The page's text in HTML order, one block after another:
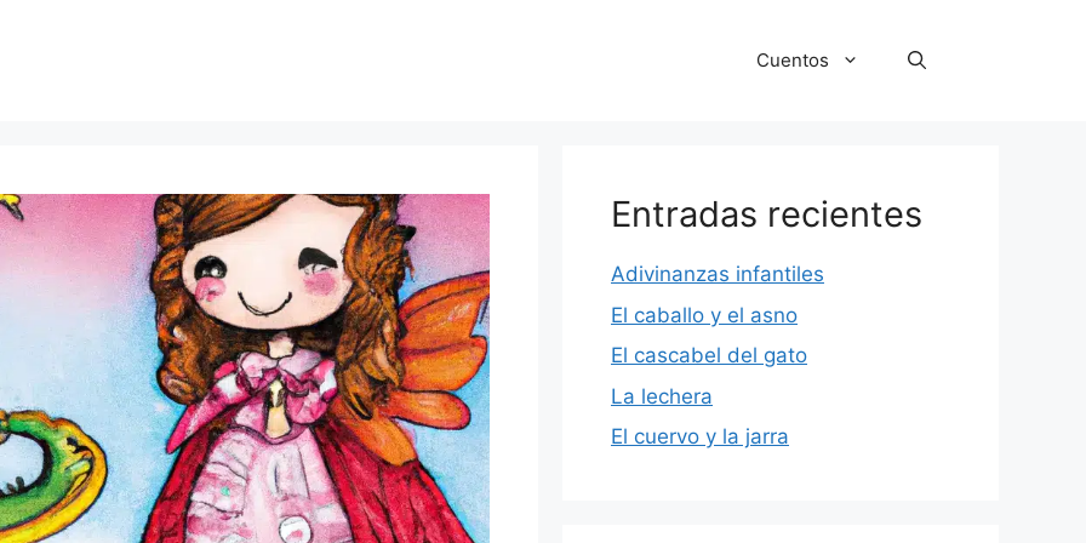
Cuentos
Entradas recientes
Adivinanzas infantiles
El caballo y el asno
El cascabel del gato
La lechera
El cuervo y la jarra